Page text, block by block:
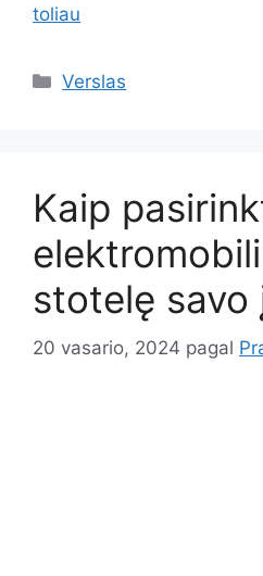
toliau
Kategorijos
Verslas
Kaip
stotelę savo
20 vasario, 2024 pagal